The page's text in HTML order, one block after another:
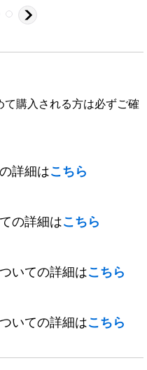
て購入される方は必ずご確
詳細はこちら
の詳細はこちら
いての詳細はこちら
いての詳細はこちら